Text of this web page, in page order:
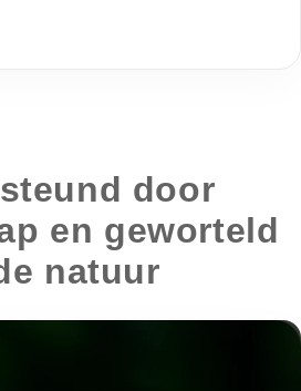
door
en geworteld
natuur